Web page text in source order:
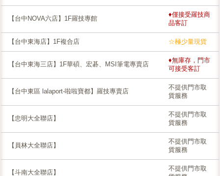
【台中NOVA六店】1F羅技專館
♦僅接受羅技商
品客訂
【台中東海店】1F複合店 ☆極少量現貨
【台中東海三店】1F華碩、宏碁、MSI筆電專賣店
♦無庫存，門市
可接受客訂
【台中東區 lalaport-啦啦寶都】羅技專賣店
不提供門市取
貨服務
【忠明大全聯店】
不提供門市取
貨服務
【員林大全聯店】
不提供門市取
貨服務
【斗南大全聯店】
不提供門市取